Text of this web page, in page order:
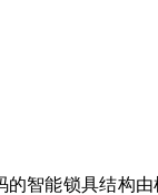
能锁具结构由